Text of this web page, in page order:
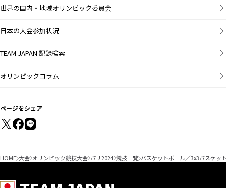
世界の国内・地域オリンピック委員会
日本の大会参加状況
TEAM JAPAN 記録検索
オリンピックコラム
ページをシェア
HOME 大会 オリンピック競技大会 パリ2024 競技一覧 バスケットボール／3x3バスケッ